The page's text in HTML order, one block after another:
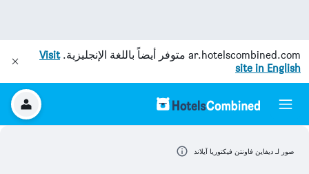
ar.hotelscombined.com متوفر أيضاً باللغة الإنجليزية.Visit
site in English
صور لـ ديفاين فاونتن فيكتوريا آيلاند